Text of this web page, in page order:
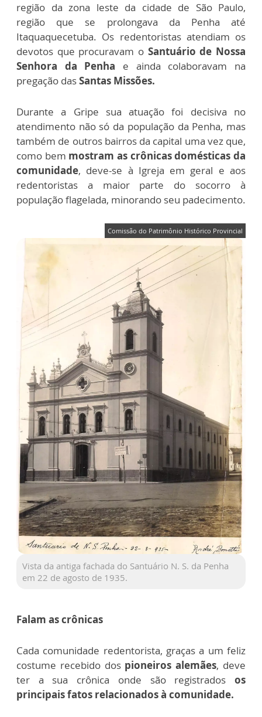
região da zona leste da cidade de São Paulo,
região que se prolongava da Penha até
Itaquaquecetuba. Os redentoristas atendiam os
devotos que procuravam o Santuário de Nossa
Senhora da Penha e ainda colaboravam na
pregação dasSantas Missões.
Durante a Gripe sua atuação foi decisiva no
atendimento não só da população da Penha, mas
também de outros bairros da capital uma vez que,
como bem mostram as crônicas domésticas da
comunidade, deve-se à Igreja em geral e aos
redentoristas a maior parte do socorro à
população flagelada, minorando seu padecimento.
Comissão do Patrimônio Histórico Provincial
Vista da antiga fachada do Santuário N. S. da Penha
em 22 de agosto de 1935.
Falam as crônicas
Cada comunidade redentorista, graças a um feliz
costume recebido dos pioneiros alemães, deve
ter a sua crônica onde são registrados os
principais fatos relacionados à comunidade.